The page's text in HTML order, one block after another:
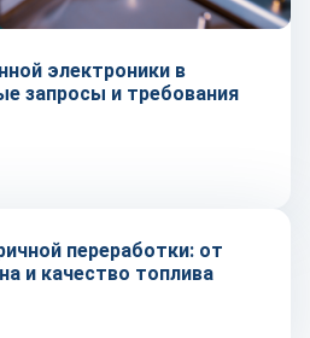
электроники в
запросы и требования
переработки: от
и качество топлива